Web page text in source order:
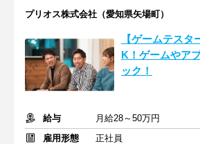
プリオス株式会社（愛知県矢場町）
【ゲームテスタ
K！ゲームやア
ック！
給与
月給28～50万円
雇用形態
正社員